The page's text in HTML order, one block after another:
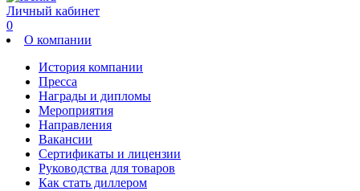
Личный кабинет
0
О компании
История компании
Пресса
Награды и дипломы
Мероприятия
Направления
Вакансии
Сертификаты и лицензии
Руководства для товаров
Как стать диллером